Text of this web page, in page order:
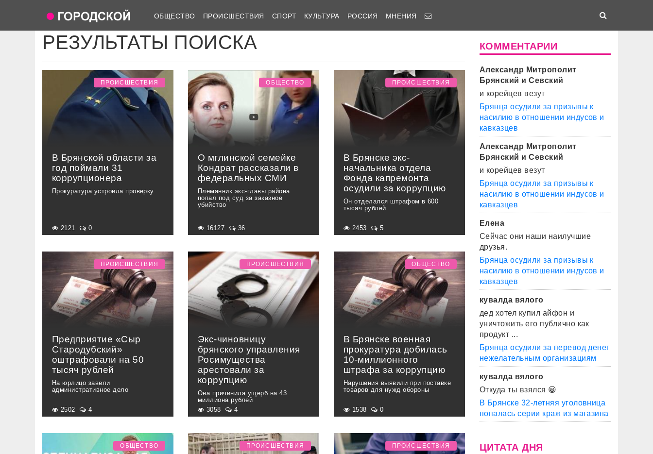
ОБЩЕСТВО ПРОИСШЕСТВИЯ СПОРТ КУЛЬТУРА РОССИЯ МНЕНИЯ
РЕЗУЛЬТАТЫ ПОИСКА
В Брянской области за
год поймали 31
коррупционера
Прокуратура устроила проверку
ПРОИСШЕСТВИЯ
2121 0
О мглинской семейке
Кондрат рассказали в
федеральных СМИ
Племянник экс-главы района
попал под суд за заказное
убийство
ОБЩЕСТВО
16127 36
В Брянске экс-
начальника отдела
Фонда капремонта
осудили за коррупцию
Он отделался штрафом в 600
тысяч рублей
ПРОИСШЕСТВИЯ
2453 5
Предприятие «Сыр
Стародубский»
оштрафовали на 50
тысяч рублей
На юрлицо завели
административное дело
ПРОИСШЕСТВИЯ
2502 4
Экс-чиновницу
брянского управления
Росимущества
арестовали за
коррупцию
Она причинила ущерб на 43
миллиона рублей
ПРОИСШЕСТВИЯ
3058 4
В Брянске военная
прокуратура добилась
10-миллионного
штрафа за коррупцию
Нарушения выявили при поставке
товаров для нужд обороны
ОБЩЕСТВО
1538 0
ОБЩЕСТВО ПРОИСШЕСТВИЯ ПРОИСШЕСТВИЯ
КОММЕНТАРИИ
Александр Митрополит
Брянский и Севский
и корейцев везут
Брянца осудили за призывы к
насилию в отношении индусов и
кавказцев
Александр Митрополит
Брянский и Севский
и корейцев везут
Брянца осудили за призывы к
насилию в отношении индусов и
кавказцев
Елена
Сейчас они наши наилучшие
друзья.
Брянца осудили за призывы к
насилию в отношении индусов и
кавказцев
кувалда вялого
дед хотел купил айфон и
уничтожить его публично как
продукт ...
Брянца осудили за перевод денег
нежелательным организациям
кувалда вялого
Откуда ты взялся 😀
В Брянске 32-летняя уголовница
попалась серии краж из магазина
ЦИТАТА ДНЯ